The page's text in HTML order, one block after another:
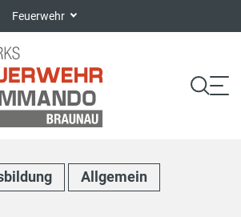
Feuerwehr
Allgemein